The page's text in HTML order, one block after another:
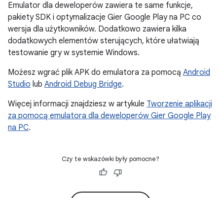
Emulator dla deweloperów zawiera te same funkcje,
pakiety SDK i optymalizacje Gier Google Play na PC co
wersja dla użytkowników. Dodatkowo zawiera kilka
dodatkowych elementów sterujących, które ułatwiają
testowanie gry w systemie Windows.
Możesz wgrać plik APK do emulatora za pomocą Android
Studio lub Android Debug Bridge.
Więcej informacji znajdziesz w artykule Tworzenie aplikacji
za pomocą emulatora dla deweloperów Gier Google Play
na PC.
Czy te wskazówki były pomocne?